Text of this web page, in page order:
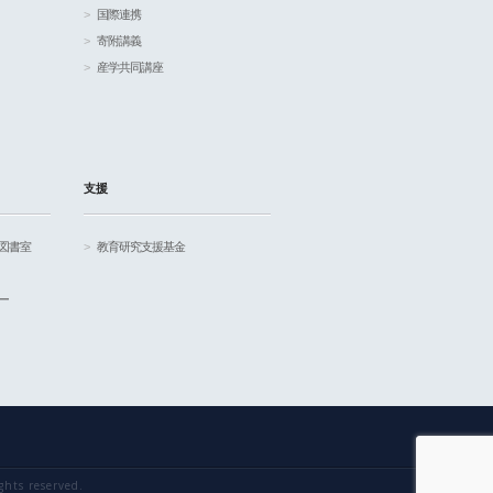
国際連携
寄附講義
産学共同講座
書室
支援
教育研究支援基金
reserved.